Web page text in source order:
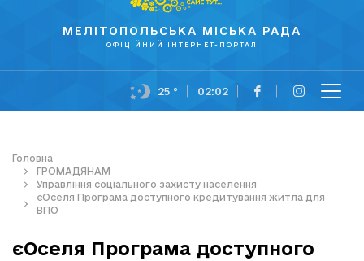
МЕЛІТОПОЛЬСЬКА МІСЬКА РАДА
ОФІЦІЙНИЙ ІНТЕРНЕТ-ПОРТАЛ
25 ° 02:02
Головна
ГРОМАДЯНАМ
Управління соціального захисту населення
єОселя Програма доступного кредитування житла для
ВПО
єОселя Програма доступного